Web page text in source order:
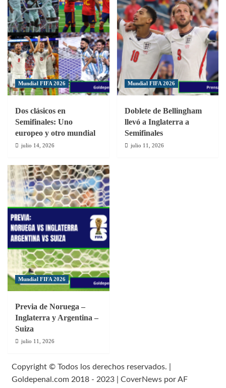
Mundial FIFA 2026
Dos clásicos en
Semifinales: Uno
europeo y otro mundial
julio 14, 2026
Mundial FIFA 2026
Doblete de Bellingham
llevó a Inglaterra a
Semifinales
julio 11, 2026
Mundial FIFA 2026
Previa de Noruega –
Inglaterra y Argentina –
Suiza
julio 11, 2026
Copyright © Todos los derechos reservados. |
Goldepenal.com 2018 - 2023
CoverNewspor AF